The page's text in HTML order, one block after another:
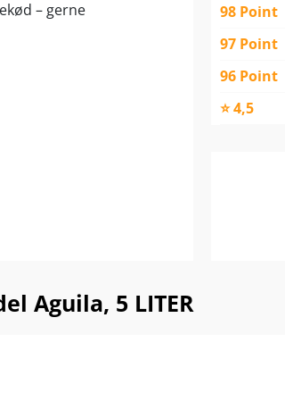
– gerne
98 Point
97 Point
96 Point
⭐ 4,5
Aguila, 5 LITER